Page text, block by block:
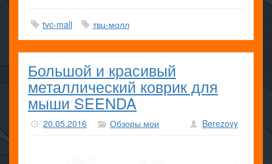
tvc-mall твц-молл
Большой и красивый
металлический коврик для
мыши SEENDA
20.05.2016 Обзоры мои Berezovy